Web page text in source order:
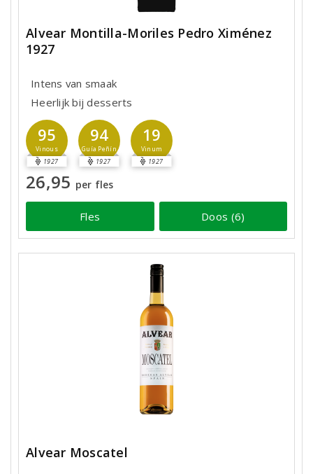
Alvear Montilla-Moriles Pedro Ximénez
1927
Intens van smaak
Heerlijk bij desserts
95
Vinous
1927
94
Guía Peñín
1927
19
Vinum
1927
26,95 per fles
Fles Doos (6)
Alvear Moscatel